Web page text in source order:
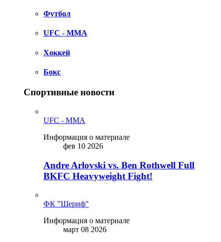
Футбол
UFC - MMA
Хоккей
Бокс
Спортивные новости
UFC - MMA
Информация о материале
фев 10 2026
Andre Arlovski vs. Ben Rothwell Full
BKFC Heavyweight Fight!
ФК "Шериф"
Информация о материале
март 08 2026